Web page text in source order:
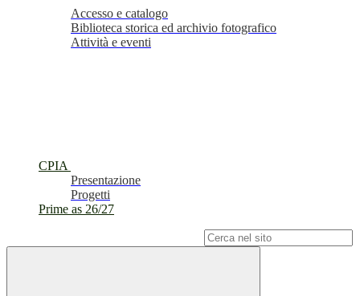
Accesso e catalogo
Biblioteca storica ed archivio fotografico
Attività e eventi
CPIA
Presentazione
Progetti
Prime as 26/27